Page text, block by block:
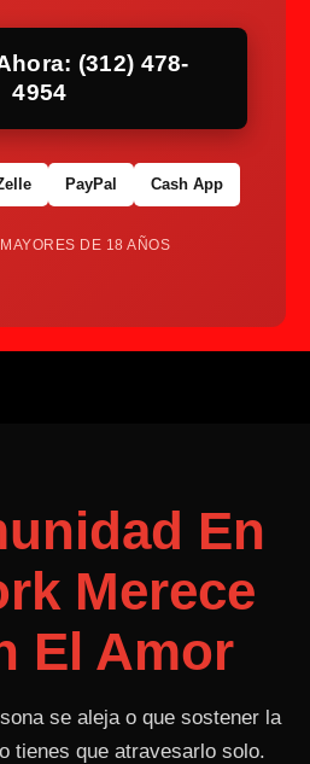
(312) 478-
4954
PayPal Cash App
DE 18 AÑOS
En
Merece
El Amor
se aleja o que sostener la
tienes que atravesarlo solo.